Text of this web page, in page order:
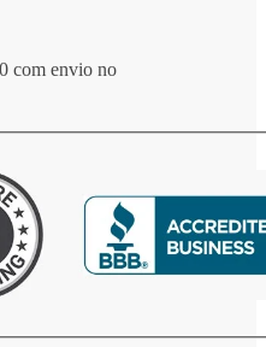
com envio no